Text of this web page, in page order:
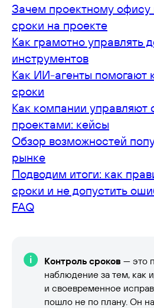
Зачем проектному офису
сроки на проекте
Как грамотно управлять
инструментов
Как ИИ-агенты помогают
сроки
Как компании управляют
проектами: кейсы
Обзор возможностей
рынке
Подводим итоги: как
сроки и не допустить
FAQ
Контроль сроков — это
наблюдение за тем, как
и своевременное
пошло не по плану. Он